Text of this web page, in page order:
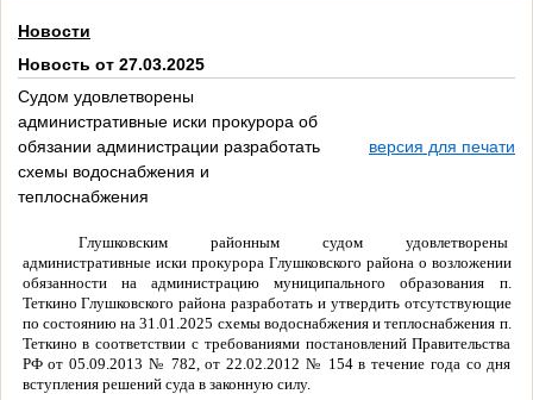
Новости
Новость от 27.03.2025
Судом удовлетворены
административные иски прокурора об
обязании администрации разработать
схемы водоснабжения и
теплоснабжения
версия для печати
Глушковским районным судом удовлетворены
административные иски прокурора Глушковского района о возложении
обязанности на администрацию муниципального образования п.
Теткино Глушковского района разработать и утвердить отсутствующие
по состоянию на 31.01.2025 схемы водоснабжения и теплоснабжения п.
Теткино в соответствии с требованиями постановлений Правительства
РФ от 05.09.2013 № 782, от 22.02.2012 № 154 в течение года со дня
вступления решений суда в законную силу.